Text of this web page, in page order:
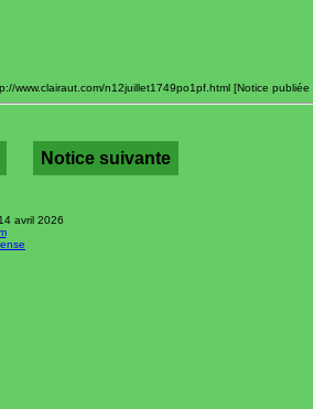
www.clairaut.com/n12juillet1749po1pf.html [Notice publiée
Notice suivante
avril 2026